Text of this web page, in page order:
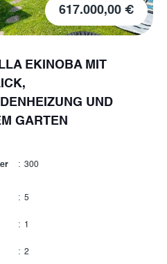
617.000,00 €
EKINOBA MIT
UND
GARTEN
: 300
: 5
: 1
: 2